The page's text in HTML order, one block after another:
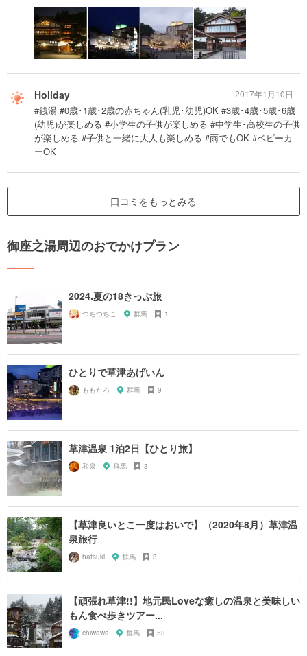
Holiday
#銭湯 #0歳･1歳･2歳の赤ちゃん(乳児･幼児)OK #3歳･4歳･5歳･6歳
(幼児)が楽しめる #小学生の子供が楽しめる #中学生･高校生の子供
が楽しめる #子供と一緒に大人も楽しめる #雨でもOK #ベビーカ
ーOK
2017年1月10日
口コミをもっとみる
御座之湯周辺のおでかけプラン
2024.夏の18きっぷ旅
つちつちこ 群馬 1
ひとりで草津あげいん
ももたろ 群馬 9
草津温泉 1泊2日【ひとり旅】
和泉 群馬 3
【草津良いとこ一度はおいで】（2020年8月）草津温
泉旅行
hatsuki 群馬 3
【頑張れ草津!!】地元民Loveな癒しの温泉と美味しい
もん食べ歩きツアー...
chiwawa 群馬 53